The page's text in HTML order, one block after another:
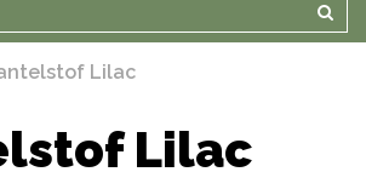
Lilac
Lilac